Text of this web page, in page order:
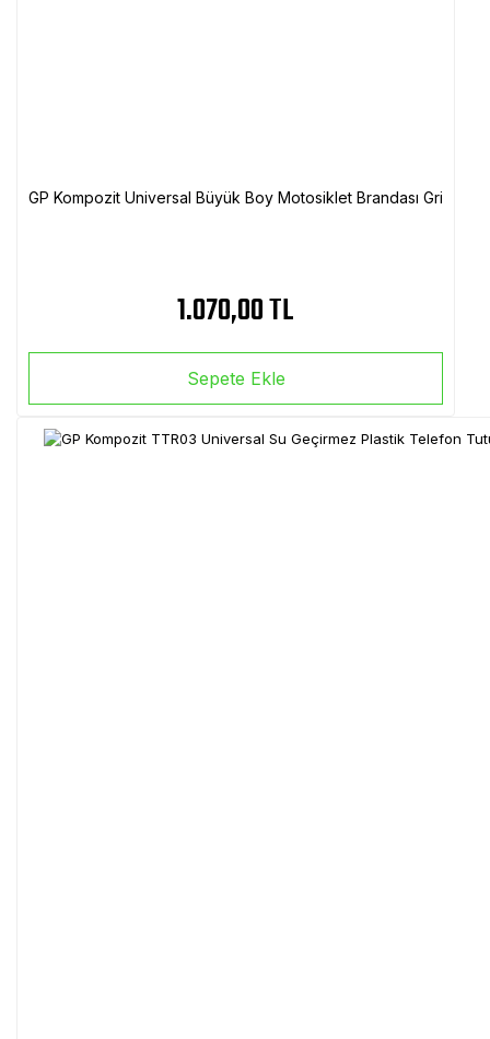
GP Kompozit Universal Büyük Boy Motosiklet Brandası Gri
1.070,00 TL
Sepete Ekle